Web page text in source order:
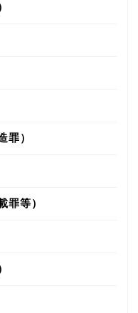
罪）
罪等）